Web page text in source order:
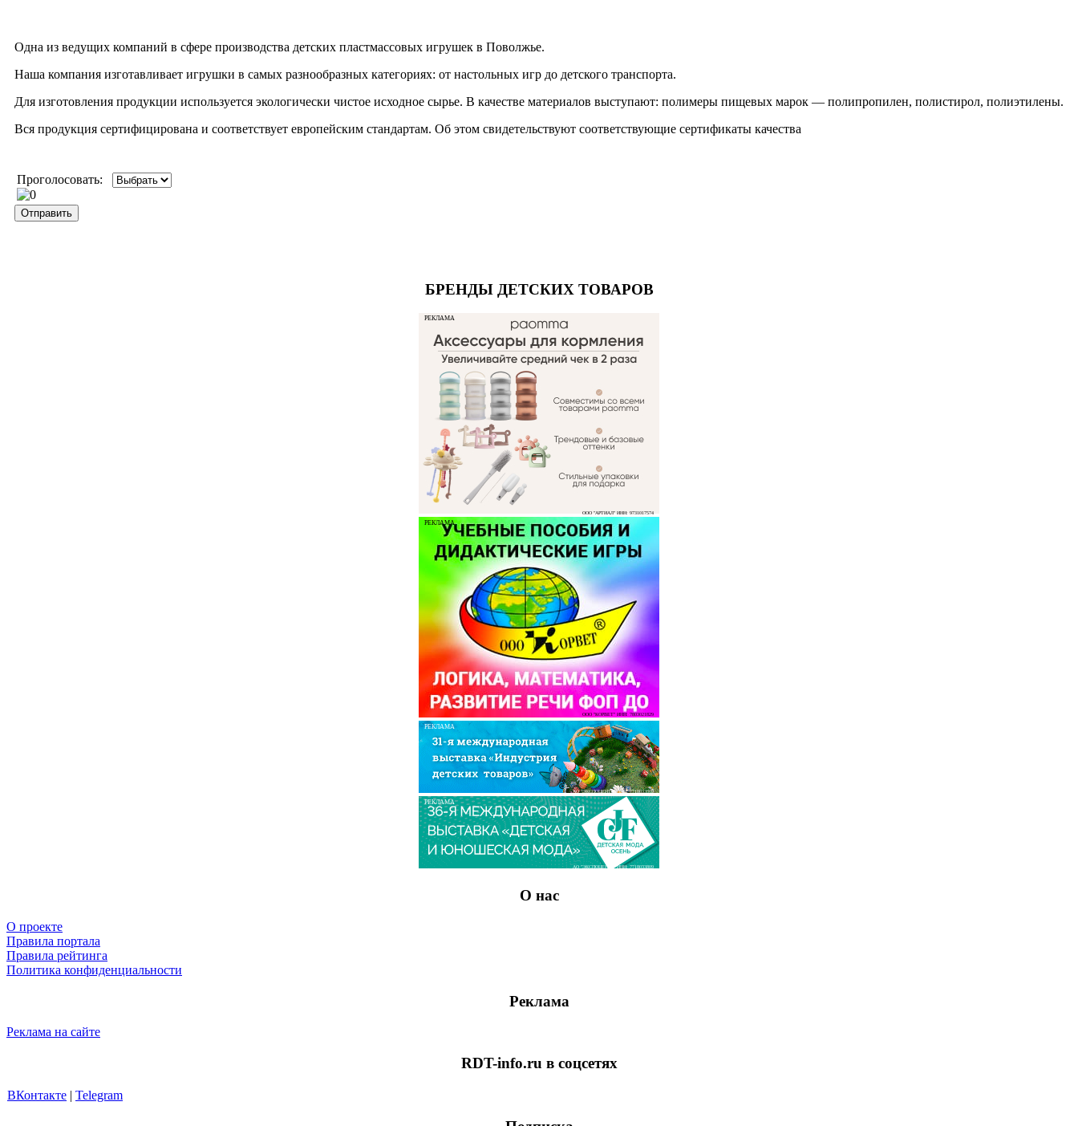
Одна из ведущих компаний в сфере производства детских пластмассовых игрушек в Поволжье.
Наша компания изготавливает игрушки в самых разнообразных категориях: от настольных игр до детского транспорта.
Для изготовления продукции используется экологически чистое исходное сырье. В качестве материалов выступают: полимеры пищевых марок — полипропилен, полистирол, полиэтилены.
Вся продукция сертифицирована и соответствует европейским стандартам. Об этом свидетельствуют соответствующие сертификаты качества
Проголосовать:
БРЕНДЫ ДЕТСКИХ ТОВАРОВ
РЕКЛАМА
ООО "АРТИАЛ" ИНН: 9731017574
РЕКЛАМА
ООО "КОРВЕТ" ИНН: 7803021829
РЕКЛАМА
АО "ЭКСПОЦЕНТР" ИНН: 7718033809
РЕКЛАМА
АО "ЭКСПОЦЕНТР" ИНН: 7718033809
О нас
О проекте
Правила портала
Правила рейтинга
Политика конфиденциальности
Реклама
Реклама на сайте
RDT-info.ru в соцсетях
ВКонтакте | Telegram